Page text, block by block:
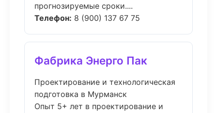
прогнозируемые сроки....
Телефон: 8 (900) 137 67 75
Фабрика Энерго Пак
Проектирование и технологическая
подготовка в Мурманск
Опыт 5+ лет в проектирование и